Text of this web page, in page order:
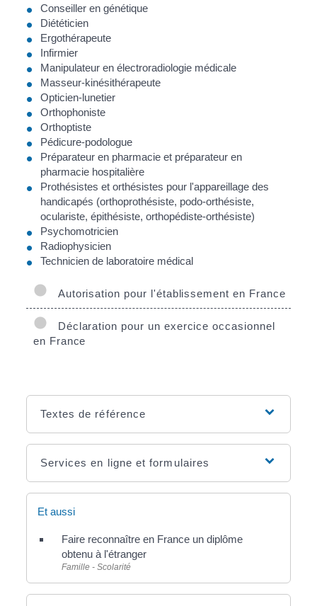
Conseiller en génétique
Diététicien
Ergothérapeute
Infirmier
Manipulateur en électroradiologie médicale
Masseur-kinésithérapeute
Opticien-lunetier
Orthophoniste
Orthoptiste
Pédicure-podologue
Préparateur en pharmacie et préparateur en
pharmacie hospitalière
Prothésistes et orthésistes pour l'appareillage des
handicapés (orthoprothésiste, podo-orthésiste,
oculariste, épithésiste, orthopédiste-orthésiste)
Psychomotricien
Radiophysicien
Technicien de laboratoire médical
Autorisation pour l'établissement en France
Déclaration pour un exercice occasionnel
en France
Textes de référence
Services en ligne et formulaires
Et aussi
Faire reconnaître en France un diplôme
obtenu à l'étranger
Famille - Scolarité